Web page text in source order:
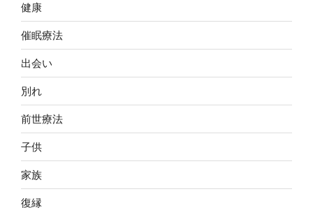
健康
催眠療法
出会い
別れ
前世療法
子供
家族
復縁